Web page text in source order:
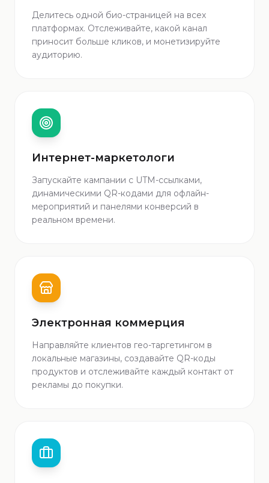
Делитесь одной био-страницей на всех
платформах. Отслеживайте, какой канал
приносит больше кликов, и монетизируйте
аудиторию.
Интернет-маркетологи
Запускайте кампании с UTM-ссылками,
динамическими QR-кодами для офлайн-
мероприятий и панелями конверсий в
реальном времени.
Электронная коммерция
Направляйте клиентов гео-таргетингом в
локальные магазины, создавайте QR-коды
продуктов и отслеживайте каждый контакт от
рекламы до покупки.